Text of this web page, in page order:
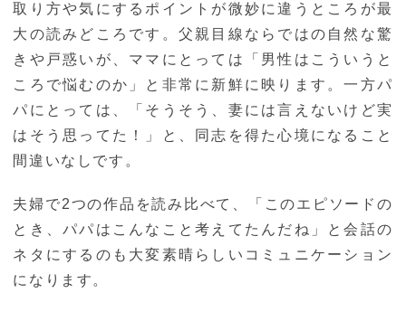
取り方や気にするポイントが微妙に違うところが最
大の読みどころです。父親目線ならではの自然な驚
きや戸惑いが、ママにとっては「男性はこういうと
ころで悩むのか」と非常に新鮮に映ります。一方パ
パにとっては、「そうそう、妻には言えないけど実
はそう思ってた！」と、同志を得た心境になること
間違いなしです。
夫婦で2つの作品を読み比べて、「このエピソードの
とき、パパはこんなこと考えてたんだね」と会話の
ネタにするのも大変素晴らしいコミュニケーション
になります。